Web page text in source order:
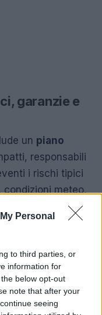
Personal
to third parties, or
information for
below opt-out
note that after your
seeing
garanzie e
un piano
responsabili
i rischi tipici
condizioni meteo,
alternativi,
(RCT/O,
contrattuali
responsabilità